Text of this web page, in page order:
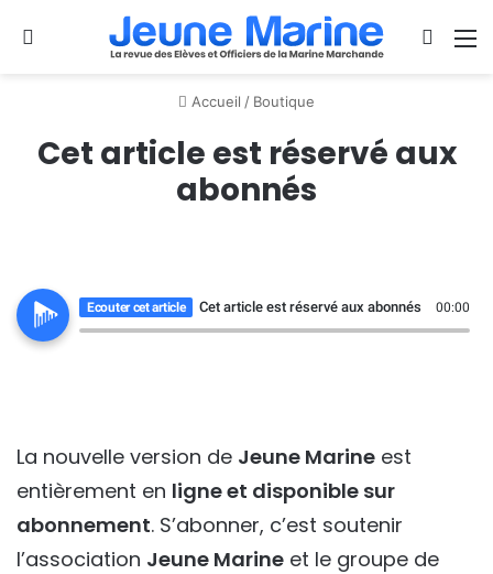
Se connecter
Accueil / Boutique
Cet article est réservé aux
abonnés
Ecouter cet article Cet article est réservé aux abonnés 00:00
La nouvelle version de Jeune Marine est
entièrement en ligne et disponible sur
abonnement. S’abonner, c’est soutenir
l’association Jeune Marine et le groupe de